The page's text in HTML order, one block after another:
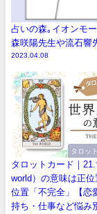
占いの森｡イオンモ
森咲陽先生や流石響
2023.04.08
タロッ
タロットカード｜
world）の意味は正
位置「不完全」【恋
持ち・仕事など悩み